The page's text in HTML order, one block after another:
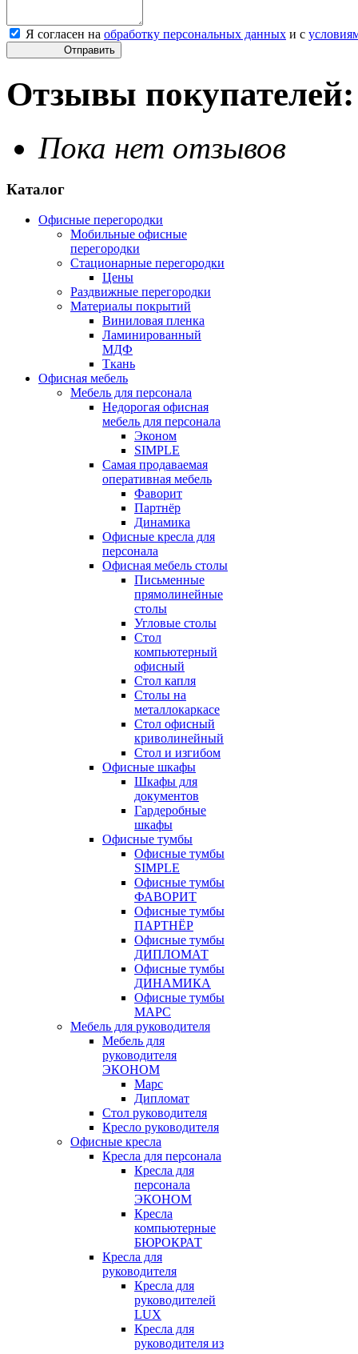
Я согласен на обработку персональных данных и с
Отправить
Отзывы покупателей:
Пока нет отзывов
Каталог
Офисные перегородки
Мобильные офисные
перегородки
Стационарные перегородки
Цены
Раздвижные перегородки
Материалы покрытий
Виниловая пленка
Ламинированный
МДФ
Ткань
Офисная мебель
Мебель для персонала
Недорогая офисная
мебель для персонала
Эконом
SIMPLE
Самая продаваемая
оперативная мебель
Фаворит
Партнёр
Динамика
Офисные кресла для
персонала
Офисная мебель столы
Письменные
прямолинейные
столы
Угловые столы
Стол
компьютерный
офисный
Стол капля
Столы на
металлокаркасе
Стол офисный
криволинейный
Стол и изгибом
Офисные шкафы
Шкафы для
документов
Гардеробные
шкафы
Офисные тумбы
Офисные тумбы
SIMPLE
Офисные тумбы
ФАВОРИТ
Офисные тумбы
ПАРТНЁР
Офисные тумбы
ДИПЛОМАТ
Офисные тумбы
ДИНАМИКА
Офисные тумбы
МАРС
Мебель для руководителя
Мебель для
руководителя
ЭКОНОМ
Марс
Дипломат
Стол руководителя
Кресло руководителя
Офисные кресла
Кресла для персонала
Кресла для
персонала
ЭКОНОМ
Кресла
компьютерные
БЮРОКРАТ
Кресла для
руководителя
Кресла для
руководителей
LUX
Кресла для
руководителя из